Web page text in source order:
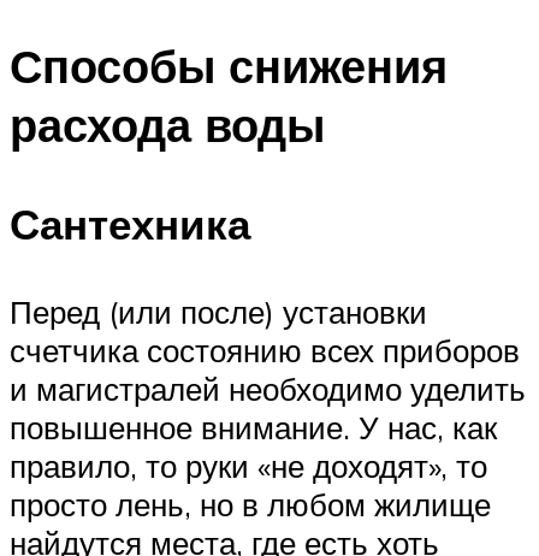
Способы снижения
расхода воды
Сантехника
Перед (или после) установки
счетчика состоянию всех приборов
и магистралей необходимо уделить
повышенное внимание. У нас, как
правило, то руки «не доходят», то
просто лень, но в любом жилище
найдутся места, где есть хоть